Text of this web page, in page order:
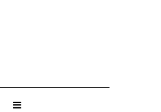
Sidebar